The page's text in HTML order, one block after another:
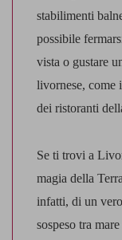
stabilimenti
possibile
vista o gustare
livornese, come
dei ristoranti
Se ti trovi a
magia della
infatti, di un
sospeso tra